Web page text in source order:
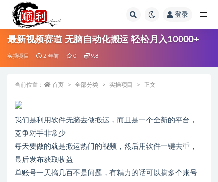
登录
最新视频赛道 无脑自动化搬运 轻松月入10000+
实操项目 2 年前 0 9.8
当前位置： 首页 全部分类 实操项目 正文
我们是利用软件无脑去做搬运，而且是一个全新的平台，
竞争对手非常少
每天要做的就是搬运热门的视频，然后用软件一键去重，
最后发布获取收益
单账号一天搞几百不是问题，有精力的话可以搞多个账号
全部